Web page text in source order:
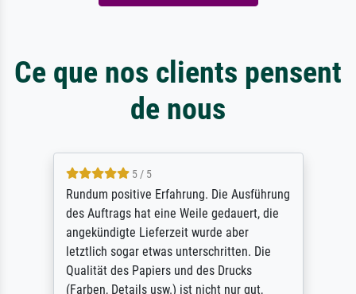
Ce que nos clients pensent
de nous
5 / 5
Rundum positive Erfahrung. Die Ausführung
des Auftrags hat eine Weile gedauert, die
angekündigte Lieferzeit wurde aber
letztlich sogar etwas unterschritten. Die
Qualität des Papiers und des Drucks
(Farben, Details usw.) ist nicht nur gut,